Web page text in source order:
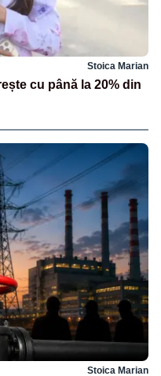
Stoica Marian
cu până la 20% din
Stoica Marian